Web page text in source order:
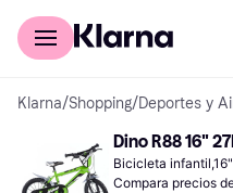
Comprar con Klarna
Klarna/Shopping/Deportes y
Dino R88 16"
Bicicleta infantil,16"
Compara precios